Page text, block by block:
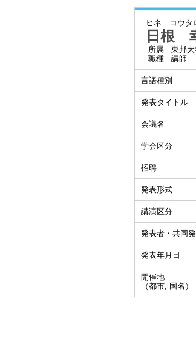
ヒネ コウタ
日根
所属
東邦
職種
講師
言語種別
発表タイトル
会議名
学会区分
招聘
発表形式
講演区分
発表者・共同
発表年月日
開催地
（都市, 国名）